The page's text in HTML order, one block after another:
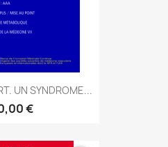
UN SYNDROME...
€